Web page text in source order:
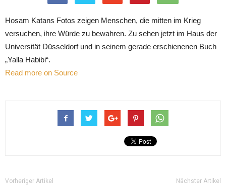
Hosam Katans Fotos zeigen Menschen, die mitten im Krieg
versuchen, ihre Würde zu bewahren. Zu sehen jetzt im Haus der
Universität Düsseldorf und in seinem gerade erschienenen Buch
„Yalla Habibi“.
Read more on Source
Vorheriger Artikel Nächster Artikel